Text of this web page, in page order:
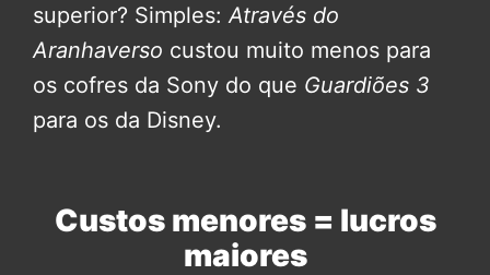
superior? Simples:Através do
Aranhaverso custou muito menos para
os cofres da Sony do que Guardiões 3
para os da Disney.
Custos menores = lucros
maiores